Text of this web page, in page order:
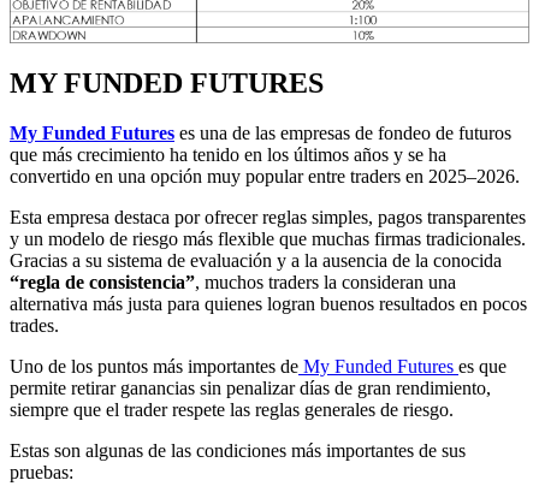
MY FUNDED FUTURES
My Funded Futures es una de las empresas de fondeo de futuros
que más crecimiento ha tenido en los últimos años y se ha
convertido en una opción muy popular entre traders en 2025–2026.
Esta empresa destaca por ofrecer reglas simples, pagos transparentes
y un modelo de riesgo más flexible que muchas firmas tradicionales.
Gracias a su sistema de evaluación y a la ausencia de la conocida
“regla de consistencia”, muchos traders la consideran una
alternativa más justa para quienes logran buenos resultados en pocos
trades.
Uno de los puntos más importantes de My Funded Futures es que
permite retirar ganancias sin penalizar días de gran rendimiento,
siempre que el trader respete las reglas generales de riesgo.
Estas son algunas de las condiciones más importantes de sus
pruebas: